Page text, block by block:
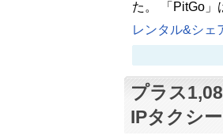
た。 「PitGo
レンタル&シェ
プラス
IPタクシ